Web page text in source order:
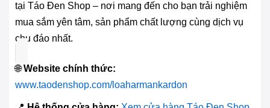
tại Táo Đen Shop – nơi mang đến cho bạn trải nghiệm
mua sắm yên tâm, sản phẩm chất lượng cùng dịch vụ
chu đáo nhất.
🌐Website chính thức:
www.taodenshop.com/loaharmankardon